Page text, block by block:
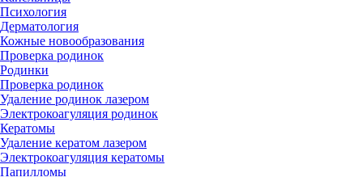
Психология
Дерматология
Кожные новообразования
Проверка родинок
Родинки
Проверка родинок
Удаление родинок лазером
Электрокоагуляция родинок
Кератомы
Удаление кератом лазером
Электрокоагуляция кератомы
Папилломы